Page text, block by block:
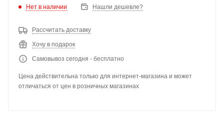
Нет в наличии Нашли дешевле?
Рассчитать доставку
Хочу в подарок
Самовывоз сегодня - бесплатно
Цена действительна только для интернет-магазина и может
отличаться от цен в розничных магазинах